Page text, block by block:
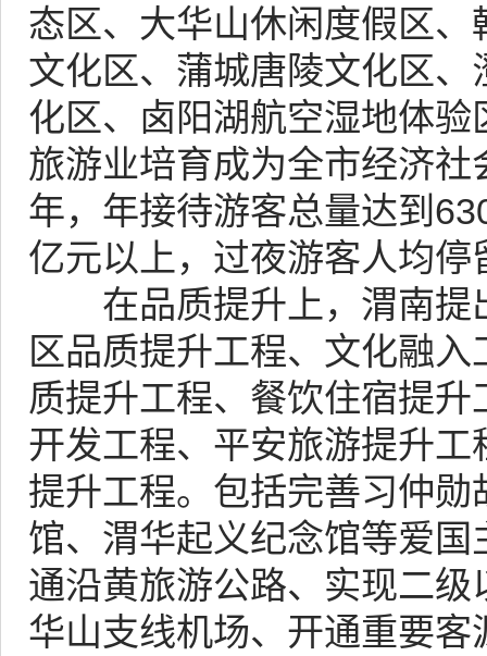
态区、大华山休闲度假区
文化区、蒲城唐陵文化区
化区、卤阳湖航空湿地体验
旅游业培育成为全市经济
年，年接待游客总量达到
亿元以上，过夜游客人均停
在品质提升上，渭南提
区品质提升工程、文化融
质提升工程、餐饮住宿提
开发工程、平安旅游提升
提升工程。包括完善习仲
馆、渭华起义纪念馆等爱
通沿黄旅游公路、实现二
华山支线机场、开通重要